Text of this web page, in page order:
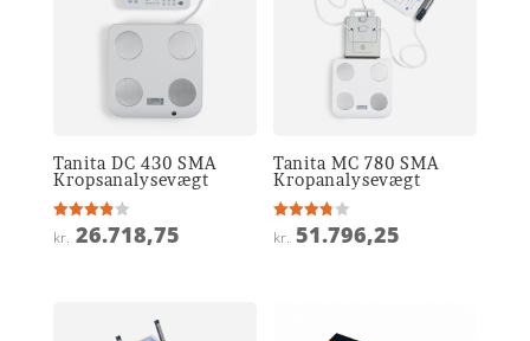
Tanita DC 430 SMA
Kropsanalysevægt
Vurderet
3.9
kr. 26.718,75
Tanita MC 780 SMA
Kropanalysevægt
Vurderet
3.8
kr. 51.796,25